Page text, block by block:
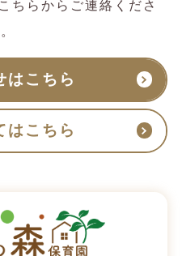
ちらからご連絡くださ
はこちら
はこちら